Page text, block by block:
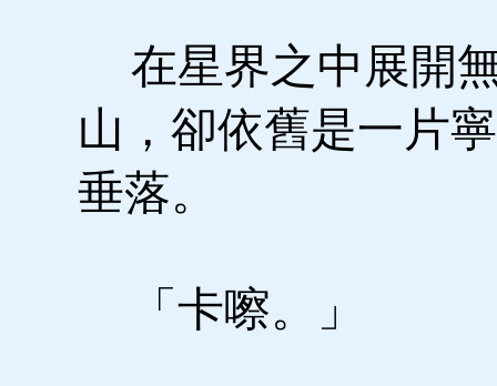
在星界之中展開
山，卻依舊是一片
垂落。
「卡嚓。」